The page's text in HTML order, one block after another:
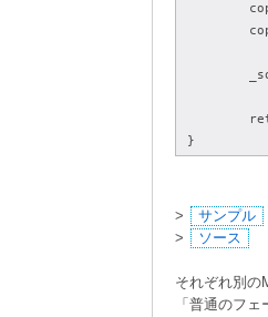
}
>
サンプル
>
ソース
それぞれ別の
「普通のフ